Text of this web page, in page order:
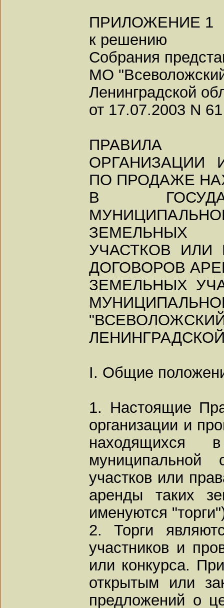
ПРИЛОЖЕНИЕ 1
к решению
Собрания
МО
Ленинградской
от 17.07.2003 N 61
ПРАВИЛА
ОРГАНИЗАЦИИ
ПО ПРОДАЖЕ
В
ЗЕМЕЛЬНЫХ
УЧАСТКОВ ИЛИ
ДОГОВОРОВ
ЗЕМЕЛЬНЫХ
I. Общие
1. Настоящие
организации и
находящихся
муниципальной
участков или
аренды таких
именуются
2. Торги
участников и
или конкурса.
открытым или
предложений о